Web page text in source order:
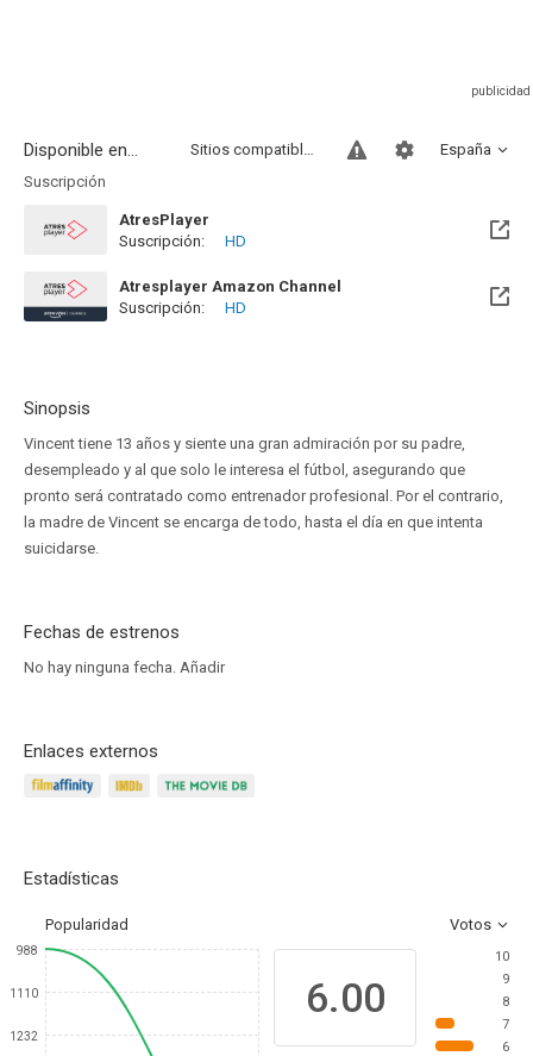
Disponible en... España
Sitios compatibles
Suscripción
AtresPlayer
Suscripción:
HD
Atresplayer Amazon Channel
Suscripción:
HD
Sinopsis
Vincent tiene 13 años y siente una gran admiración por su padre,
desempleado y al que solo le interesa el fútbol, asegurando que
pronto será contratado como entrenador profesional. Por el contrario,
la madre de Vincent se encarga de todo, hasta el día en que intenta
suicidarse.
Fechas de estrenos
No hay ninguna fecha. Añadir
Enlaces externos
Estadísticas
Popularidad Votos
988
1110
1232
6.00
10
9
8
7
6